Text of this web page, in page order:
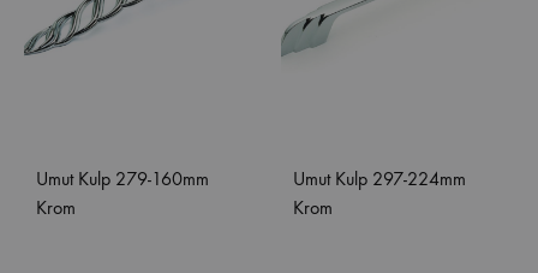
Umut Kulp 279-160mm
Krom
Umut Kulp 297-224mm
Krom